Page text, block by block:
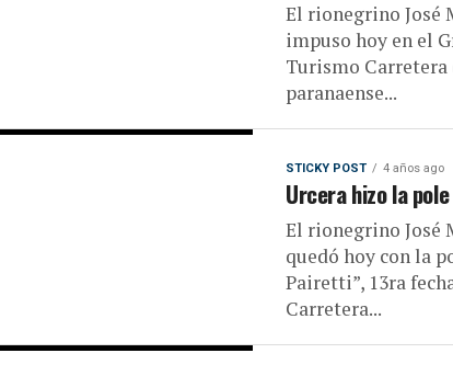
El rionegrino José
impuso hoy en el
Turismo
paranaense...
STICKY POST 4 años ago
Urcera hizo la
El rionegrino José
quedó hoy con la
Pairetti”, 13ra
Carretera...